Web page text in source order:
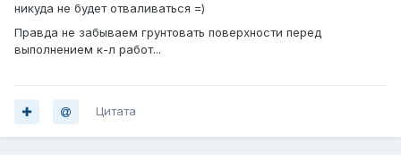
никуда не будет отваливаться =)
Правда не забываем грунтовать поверхности перед
выполнением к-л работ...
Цитата